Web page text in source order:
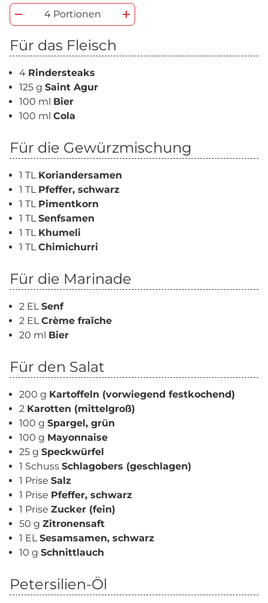
4 Portionen
Für das Fleisch
4 Rindersteaks
125 g Saint Agur
100 ml Bier
100 ml Cola
Für die Gewürzmischung
1 TL Koriandersamen
1 TL Pfeffer, schwarz
1 TL Pimentkorn
1 TLSenfsamen
1 TL Khumeli
1 TLChimichurri
Für die Marinade
2 ELSenf
2 ELCrème fraîche
20 ml Bier
Für den Salat
200 g Kartoffeln (vorwiegend festkochend)
2 Karotten (mittelgroß)
100 g Spargel, grün
100 g Mayonnaise
25 g Speckwürfel
1 Schuss Schlagobers (geschlagen)
1 Prise Salz
1 Prise Pfeffer, schwarz
1 Prise Zucker (fein)
50 g Zitronensaft
1 ELSesamsamen, schwarz
10 g Schnittlauch
Petersilien-Öl